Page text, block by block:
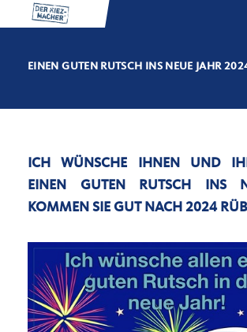
EINEN GUTEN RUTSCH INS NEUE JAHR
ICH WÜNSCHE IHNEN UND
EINEN GUTEN RUTSCH INS
KOMMEN SIE GUT NACH 2024